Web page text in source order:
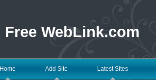
Free WebLink.com
Home Add Site Latest Sites